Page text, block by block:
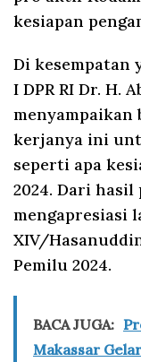
kesiapan
Di kesempatan
I DPR RI Dr. H.
kerjanya ini
seperti apa
2024. Dari hasil
mengapresiasi
XIV/
Pemilu 2024.
BACA JUGA:
Makassar